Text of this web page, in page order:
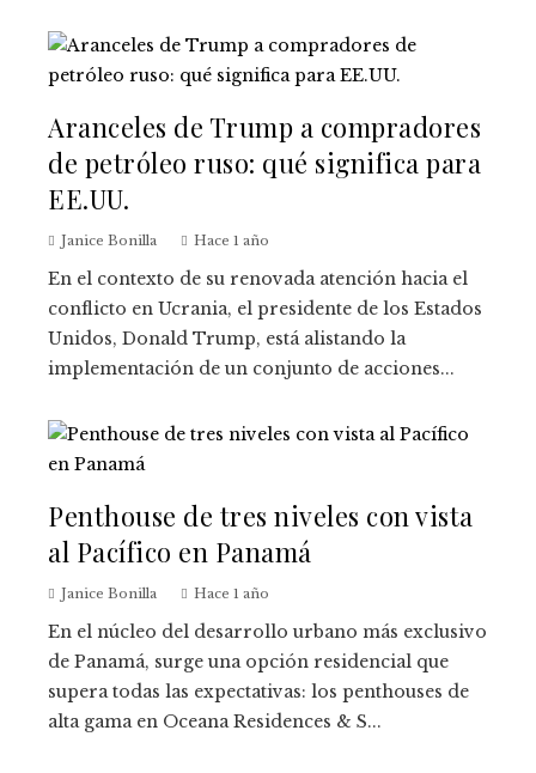
Aranceles de Trump a compradores
de petróleo ruso: qué significa para
EE.UU.
Janice Bonilla Hace 1 año
En el contexto de su renovada atención hacia el
conflicto en Ucrania, el presidente de los Estados
Unidos, Donald Trump, está alistando la
implementación de un conjunto de acciones...
Penthouse de tres niveles con vista
al Pacífico en Panamá
Janice Bonilla Hace 1 año
En el núcleo del desarrollo urbano más exclusivo
de Panamá, surge una opción residencial que
supera todas las expectativas: los penthouses de
alta gama en Oceana Residences & S...